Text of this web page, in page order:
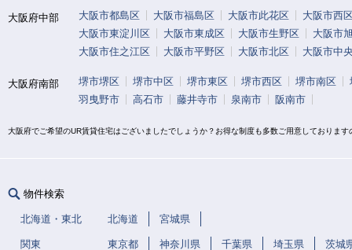
大阪府中部 大阪市都島区 大阪市福島区 大阪市此花区
大阪市西
大阪市東淀川区
大阪市東成区 大阪市生野区
大阪市
大阪市住之江区
大阪市平野区 大阪市北区 大阪市中
大阪府南部 堺市堺区 堺市中区 堺市東区 堺市西区 堺市南区
羽曳野市
高石市 藤井寺市 泉南市 阪南市
大阪府でご希望のUR賃貸住宅はございましたでしょうか？お得な制度も多数ご用意しておりま
物件検索
北海道・東北 北海道 宮城県
関東 東京都 神奈川県 千葉県 埼玉県 茨城